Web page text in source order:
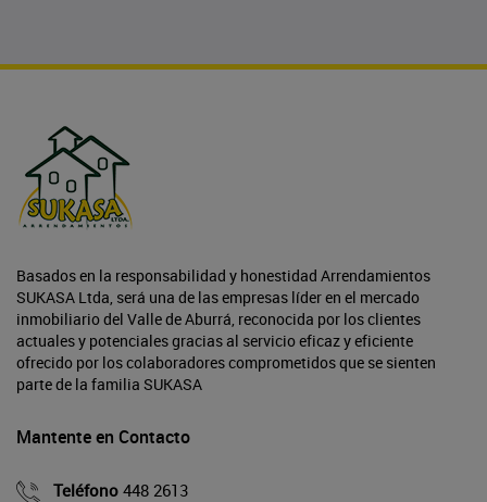
Basados en la responsabilidad y honestidad Arrendamientos
SUKASA Ltda, será una de las empresas líder en el mercado
inmobiliario del Valle de Aburrá, reconocida por los clientes
actuales y potenciales gracias al servicio eficaz y eficiente
ofrecido por los colaboradores comprometidos que se sienten
parte de la familia SUKASA
Mantente en Contacto
Teléfono 448 2613